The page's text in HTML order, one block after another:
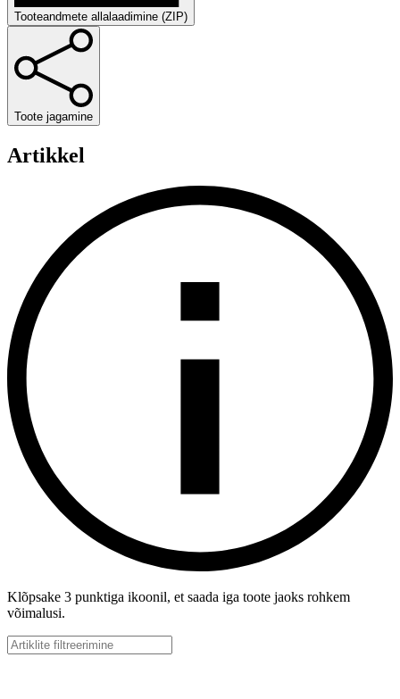
Tooteandmete allalaadimine (ZIP)
Toote jagamine
Artikkel
Klõpsake 3 punktiga ikoonil, et saada iga toote jaoks rohkem
võimalusi.